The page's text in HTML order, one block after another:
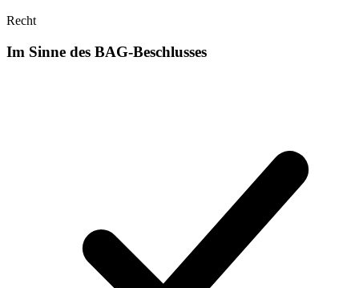
Recht
Im Sinne des BAG-Beschlusses